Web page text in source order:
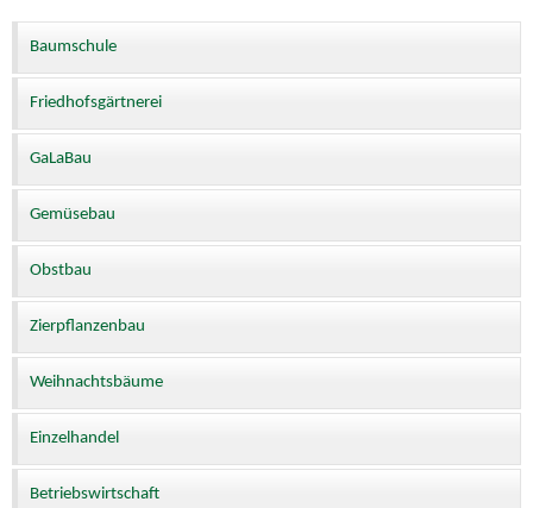
Baumschule
Friedhofsgärtnerei
GaLaBau
Gemüsebau
Obstbau
Zierpflanzenbau
Weihnachtsbäume
Einzelhandel
Betriebswirtschaft